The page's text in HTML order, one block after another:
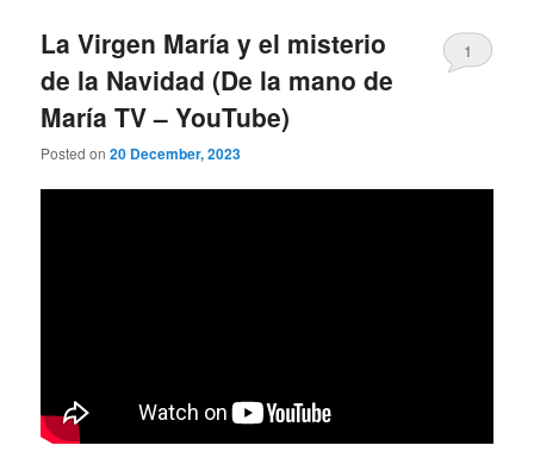
La Virgen María y el misterio
de la Navidad (De la mano de
María TV – YouTube)
Posted on20 December, 2023
1